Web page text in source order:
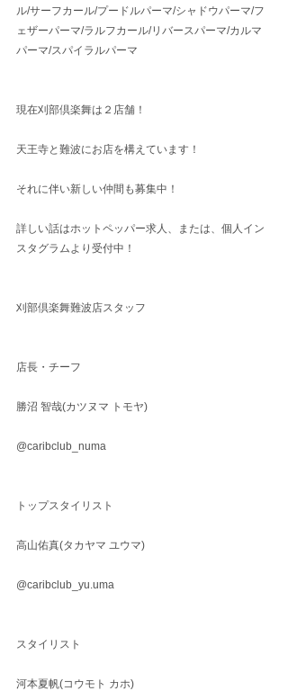
ル/サーフカール/プードルパーマ/シャドウパーマ/フ
ェザーパーマ/ラルフカール/リバースパーマ/カルマ
パーマ/スパイラルパーマ
現在刈部倶楽舞は２店舗！
天王寺と難波にお店を構えています！
それに伴い新しい仲間も募集中！
詳しい話はホットペッパー求人、または、個人イン
スタグラムより受付中！
刈部倶楽舞難波店スタッフ
店長・チーフ
勝沼 智哉(カツヌマ トモヤ)
@caribclub_numa
トップスタイリスト
高山佑真(タカヤマ ユウマ)
@caribclub_yu.uma
スタイリスト
河本夏帆(コウモト カホ)